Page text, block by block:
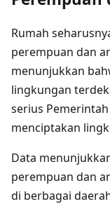
Rumah
perempuan dan
menunjukkan
lingkungan
serius
menciptakan
Data
perempuan dan
di berbagai